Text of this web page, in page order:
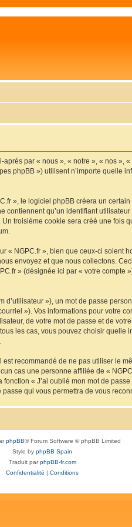
par « nous », « notre », « nos »,
phpBB ») utilisent n’importe quelle
», le logiciel phpBB créera un
qu’un identifiant
troisième cookie sera créé une fois
NGPC.fr », bien que ceux-ci soient
envoyez et que nous collectons.
» (désignée ici par « votre compte
»), un mot de passe
»). Vos informations pour votre
de votre mot de passe et de
les cas, vous pouvez choisir
recommandé de ne pas utiliser le
cas une personne affiliée de «
« J’ai oublié mon mot de
qui vous permettra de vous
phpBB® Forum Software © phpBB Limited
Style by phpBB Spain
Traduit parphpBB-fr.com
Confidentialité
Conditions